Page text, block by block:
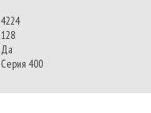
4224
128
Да
Серия 400